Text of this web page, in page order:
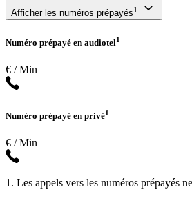
Afficher les numéros prépayés1
Numéro prépayé en audiotel1
€ / Min
Numéro prépayé en privé1
€ / Min
1. Les appels vers les numéros prépayés